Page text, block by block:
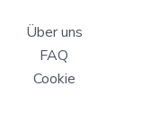
Über uns
FAQ
Cookie